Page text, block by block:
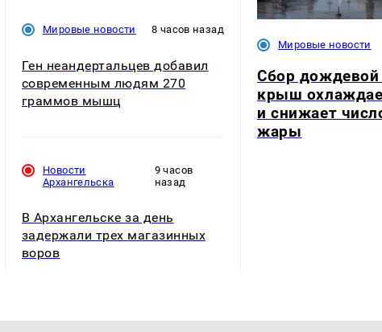
Мировые новости 8 часов назад
Ген неандертальцев добавил
современным людям 270
граммов мышц
Новости
Архангельска
9 часов
назад
В Архангельске за день
задержали трех магазинных
воров
Мировые новости
Сбор
крыш
и снижает
жары